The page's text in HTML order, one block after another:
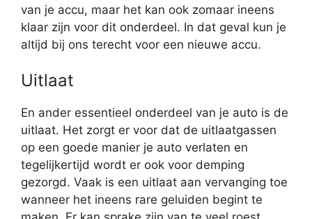
van je accu, maar het kan ook zomaar ineens
klaar zijn voor dit onderdeel. In dat geval kun je
altijd bij ons terecht voor een nieuwe accu.
Uitlaat
En ander essentieel onderdeel van je auto is de
uitlaat. Het zorgt er voor dat de uitlaatgassen
op een goede manier je auto verlaten en
tegelijkertijd wordt er ook voor demping
gezorgd. Vaak is een uitlaat aan vervanging toe
wanneer het ineens rare geluiden begint te